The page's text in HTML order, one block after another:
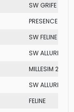
SW GRIFE
PRESENCE PACK
SW FELINE
SW ALLURE
MILLESIM 200
SW ALLURE
FELINE